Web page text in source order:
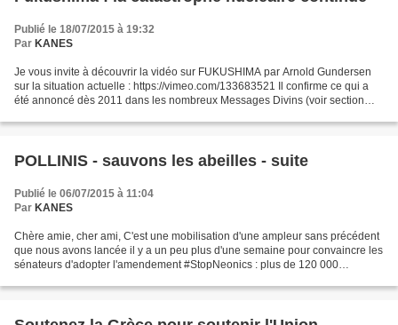
Publié le 18/07/2015 à 19:32
Par KANES
Je vous invite à découvrir la vidéo sur FUKUSHIMA par Arnold Gundersen
sur la situation actuelle : https://vimeo.com/133683521 Il confirme ce qui a
été annoncé dès 2011 dans les nombreux Messages Divins (voir section
POLLINIS - sauvons les abeilles - suite
Publié le 06/07/2015 à 11:04
Par KANES
Chère amie, cher ami, C'est une mobilisation d'une ampleur sans précédent
que nous avons lancée il y a un peu plus d'une semaine pour convaincre les
sénateurs d'adopter l'amendement #StopNeonics : plus de 120 000